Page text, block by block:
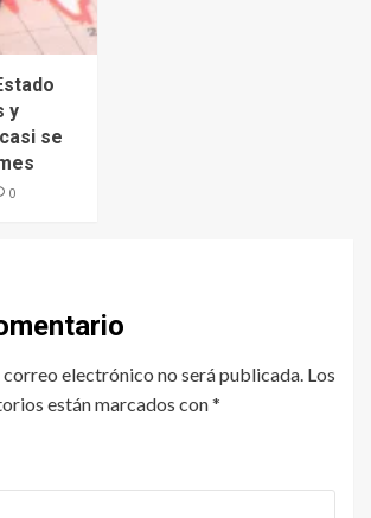
y
se
0
electrónico no será publicada. Los
están marcados con*